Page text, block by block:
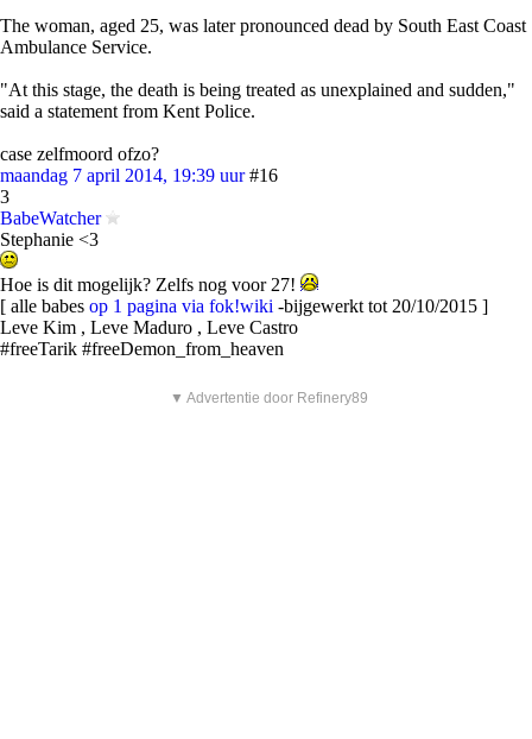
The woman, aged 25, was later pronounced dead by South East Coast
Ambulance Service.
"At this stage, the death is being treated as unexplained and sudden,"
said a statement from Kent Police.
case zelfmoord ofzo?
maandag 7 april 2014, 19:39 uur #16
3
BabeWatcher
Stephanie <3
Hoe is dit mogelijk? Zelfs nog voor 27!
[ alle babes op 1 pagina via fok!wiki -bijgewerkt tot 20/10/2015 ]
Leve Kim , Leve Maduro , Leve Castro
#freeTarik #freeDemon_from_heaven
▼ Advertentie door Refinery89